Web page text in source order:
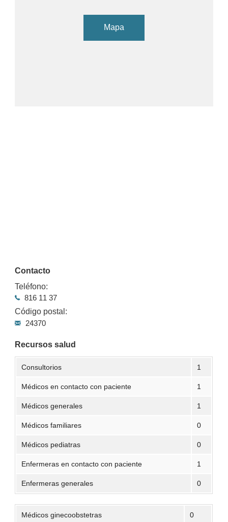
Mapa
Contacto
Teléfono:
816 11 37
Código postal:
24370
Recursos salud
Consultorios 1
Médicos en contacto con paciente 1
Médicos generales 1
Médicos familiares 0
Médicos pediatras 0
Enfermeras en contacto con paciente 1
Enfermeras generales 0
Médicos ginecoobstetras 0